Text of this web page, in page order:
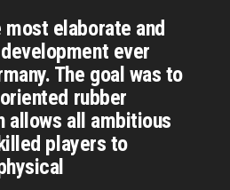
most elaborate and
ever
The goal was to
rubber
allows all ambitious
players to